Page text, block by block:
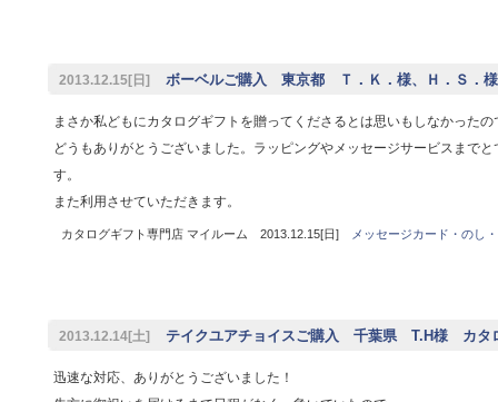
2013.12.15[日] ボーベルご購入 東京都 Ｔ．Ｋ．様、Ｈ．Ｓ．
まさか私どもにカタログギフトを贈ってくださるとは思いもしなかった
どうもありがとうございました。ラッピングやメッセージサービスまで
す。
また利用させていただきます。
カタログギフト専門店 マイルーム 2013.12.15[日] メッセージカード・のし
2013.12.14[土] テイクユアチョイスご購入 千葉県 T.H様 カタ
迅速な対応、ありがとうございました！